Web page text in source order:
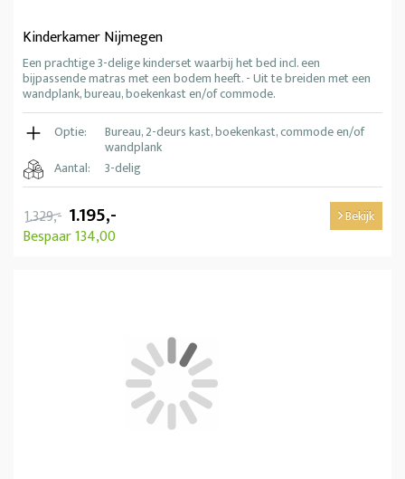
Kinderkamer Nijmegen
Een prachtige 3-delige kinderset waarbij het bed incl. een
bijpassende matras met een bodem heeft. - Uit te breiden met een
wandplank, bureau, boekenkast en/of commode.
Optie:
Bureau, 2-deurs kast, boekenkast, commode en/of
wandplank
Aantal:
3-delig
1.329,- 1.195,-
Bespaar 134,00
Bekijk